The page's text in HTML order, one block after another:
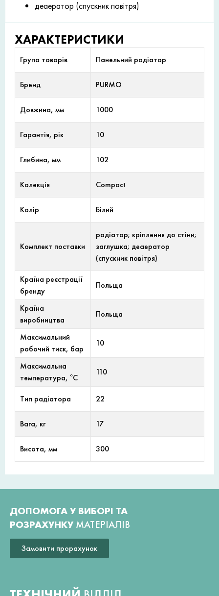
деаератор (спускник повітря)
ХАРАКТЕРИСТИКИ
Група товарів Панельний радіатор
Бренд PURMO
Довжина, мм 1000
Гарантія, рік 10
Глибина, мм 102
Колекція Compact
Колір Білий
Комплект поставки
радіатор; кріплення до стіни;
заглушка; деаератор
(спускник повітря)
Країна реєстрації
бренду
Польща
Країна
виробництва
Польща
Максимальний
робочий тиск, бар
10
Максимальна
температура, °С
110
Тип радіатора 22
Вага, кг 17
Висота, мм 300
ДОПОМОГА У ВИБОРІ ТА
РОЗРАХУНКУ МАТЕРІАЛІВ
Замовити прорахунок